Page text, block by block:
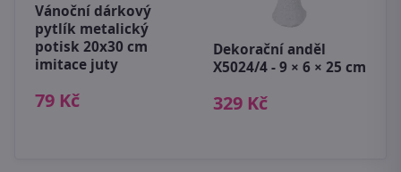
Vánoční dárkový
pytlík metalický
potisk 20x30 cm
imitace juty
79 Kč
Dekorační anděl
X5024/4 - 9 × 6 × 25 cm
329 Kč